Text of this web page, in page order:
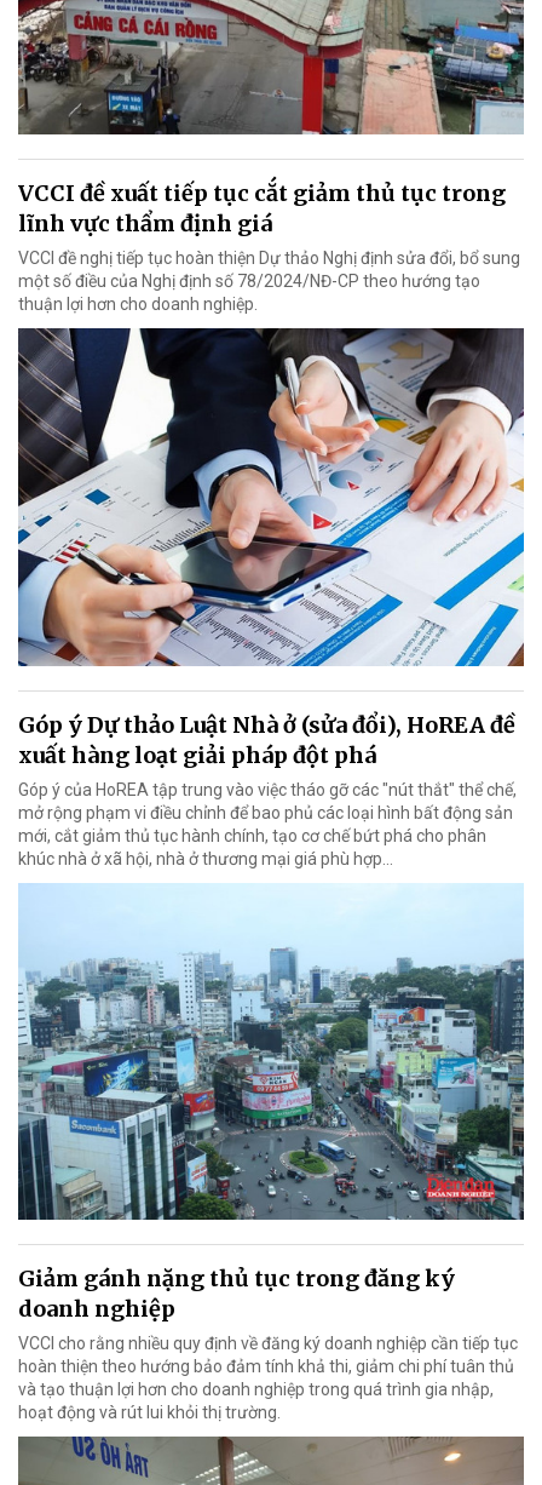
VCCI đề xuất tiếp tục cắt giảm thủ tục trong
lĩnh vực thẩm định giá
VCCI đề nghị tiếp tục hoàn thiện Dự thảo Nghị định sửa đổi, bổ sung
một số điều của Nghị định số 78/2024/NĐ-CP theo hướng tạo
thuận lợi hơn cho doanh nghiệp.
Góp ý Dự thảo Luật Nhà ở (sửa đổi), HoREA đề
xuất hàng loạt giải pháp đột phá
Góp ý của HoREA tập trung vào việc tháo gỡ các "nút thắt" thể chế,
mở rộng phạm vi điều chỉnh để bao phủ các loại hình bất động sản
mới, cắt giảm thủ tục hành chính, tạo cơ chế bứt phá cho phân
khúc nhà ở xã hội, nhà ở thương mại giá phù hợp...
Giảm gánh nặng thủ tục trong đăng ký
doanh nghiệp
VCCI cho rằng nhiều quy định về đăng ký doanh nghiệp cần tiếp tục
hoàn thiện theo hướng bảo đảm tính khả thi, giảm chi phí tuân thủ
và tạo thuận lợi hơn cho doanh nghiệp trong quá trình gia nhập,
hoạt động và rút lui khỏi thị trường.